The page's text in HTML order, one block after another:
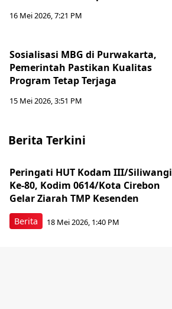
16 Mei 2026, 7:21 PM
Sosialisasi MBG di Purwakarta,
Pemerintah Pastikan Kualitas
Program Tetap Terjaga
15 Mei 2026, 3:51 PM
Berita Terkini
Berita
Peringati HUT Kodam III/Siliwangi
Ke-80, Kodim 0614/Kota Cirebon
Gelar Ziarah TMP Kesenden
18 Mei 2026, 1:40 PM